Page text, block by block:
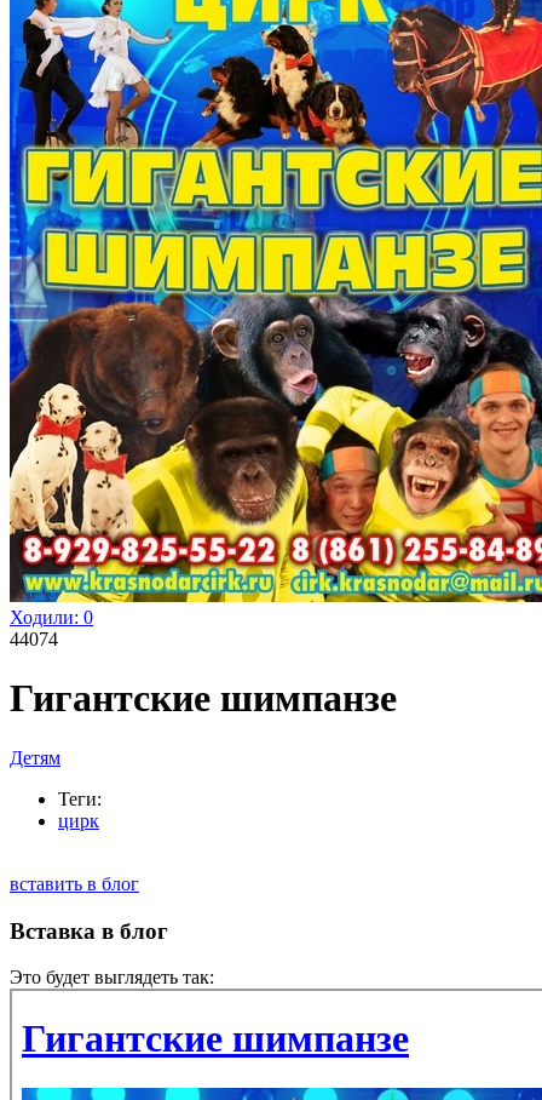
Ходили: 0
44074
Гигантские шимпанзе
Детям
Теги:
цирк
вставить в блог
Вставка в блог
Это будет выглядеть так: